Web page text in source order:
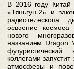
В 2016 году Китай
«Тяньгун-2» и
радиотелескопа
освоение космоса
нового
названием Dragon
коллегами
атмосферы и